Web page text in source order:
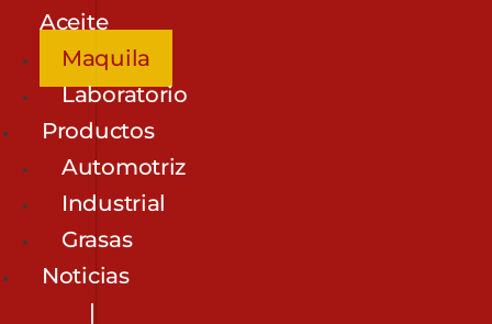
Aceite
Maquila
Laboratorio
Productos
Automotriz
Industrial
Grasas
Noticias
|